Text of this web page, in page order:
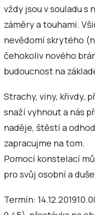
vždy jsou v souladu s
záměry a touhami.
nevědomí skrytého
čehokoliv nového
budoucnost na
Strachy, viny, křivdy,
snaží vyhnout a nás
naděje, štěstí a
zapracujme na tom.
Pomocí konstelací
pro svůj osobní a
Termín: